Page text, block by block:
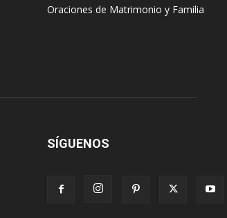
Oraciones de Matrimonio y Familia
SÍGUENOS